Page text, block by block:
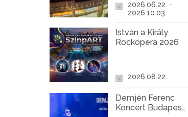
2026.06.22. -
2026.10.03.
István a Király
Rockopera 2026
2026.08.22.
Demjén Ferenc
Koncert Budapest